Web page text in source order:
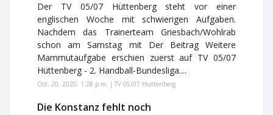
Der TV 05/07 Hüttenberg steht vor einer
englischen Woche mit schwierigen Aufgaben.
Nachdem das Trainerteam Griesbach/Wohlrab
schon am Samstag mit Der Beitrag Weitere
Mammutaufgabe erschien zuerst auf TV 05/07
Hüttenberg - 2. Handball-Bundesliga....
Oct. 20, 2020, 1:28 p.m. | TV 05/07 Hüttenberg
Die Konstanz fehlt noch